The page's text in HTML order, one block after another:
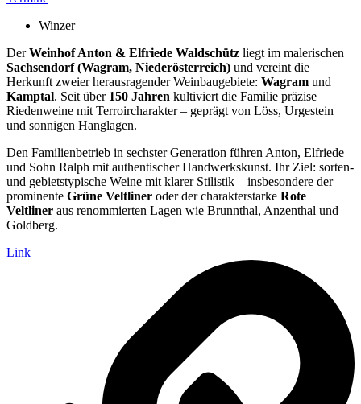
Winzer
DerWeinhof Anton & Elfriede Waldschütz liegt im malerischen
Sachsendorf (Wagram, Niederösterreich) und vereint die
Herkunft zweier herausragender Weinbaugebiete: Wagram und
Kamptal. Seit über 150 Jahren kultiviert die Familie präzise
Riedenweine mit Terroircharakter – geprägt von Löss, Urgestein
und sonnigen Hanglagen.
Den Familienbetrieb in sechster Generation führen Anton, Elfriede
und Sohn Ralph mit authentischer Handwerkskunst. Ihr Ziel: sorten-
und gebietstypische Weine mit klarer Stilistik – insbesondere der
prominente Grüne Veltliner oder der charakterstarke Rote
Veltliner aus renommierten Lagen wie Brunnthal, Anzenthal und
Goldberg.
Link